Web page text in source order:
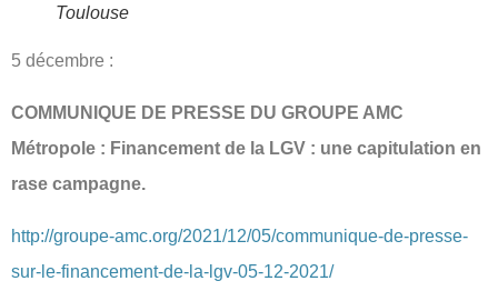
Toulouse
5 décembre :
COMMUNIQUE DE PRESSE DU GROUPE AMC
Métropole : Financement de la LGV : une capitulation en
rase campagne.
http://groupe-amc.org/2021/12/05/communique-de-presse-
sur-le-financement-de-la-lgv-05-12-2021/